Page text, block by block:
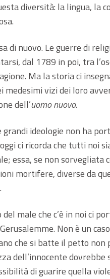
diversità: la lingua, la
di nuovo. Le guerre di
dal 1789 in poi, tra
Ma la storia ci
vizi dei loro
dell’uomo nuovo.
ideologie non ha
ci ricorda che tutti noi
essa, se non sorvegliata
mortifere, diverse da
male che c’è in noi ci
Non è un
che si batte il petto
dell’innocente dovrebbe
di guarire quella